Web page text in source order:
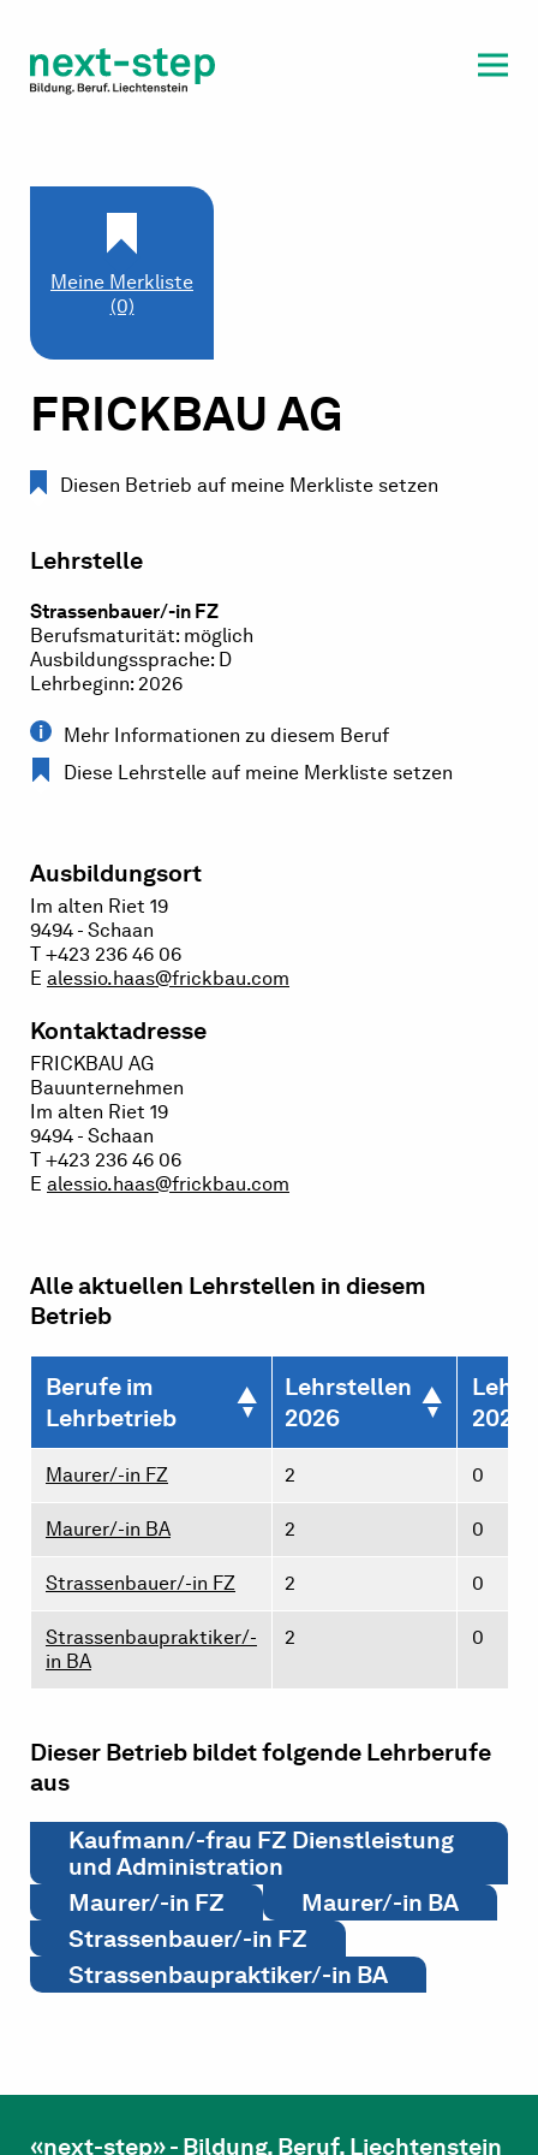
Beratung & Unterstützung
FRICKBAU AG
Diesen Betrieb auf meine Merkliste setzen
Lehrstelle
Strassenbauer/-in FZ
Berufsmaturität: möglich
Ausbildungssprache: D
Lehrbeginn: 2026
Mehr Informationen zu diesem Beruf
Diese Lehrstelle auf meine Merkliste setzen
Ausbildungsort
Im alten Riet 19
9494 - Schaan
T +423 236 46 06
E alessio.haas@frickbau.com
Kontaktadresse
FRICKBAU AG
Bauunternehmen
Im alten Riet 19
9494 - Schaan
T +423 236 46 06
E alessio.haas@frickbau.com
Meine Merkliste
(0)
Alle aktuellen Lehrstellen in diesem
Betrieb
Berufe im
Lehrbetrieb
Lehrstellen
2026
2027
Maurer/-in FZ 2 0
Maurer/-in BA 2 0
Strassenbauer/-in FZ 2 0
Strassenbaupraktiker/-
in BA
2 0
Dieser Betrieb bildet folgende Lehrberufe
aus
Kaufmann/-frau FZ Dienstleistung
und Administration
Maurer/-in FZ
Maurer/-in BA
Strassenbauer/-in FZ
Strassenbaupraktiker/-in BA
«next-step» - Bildung. Beruf. Liechtenstein